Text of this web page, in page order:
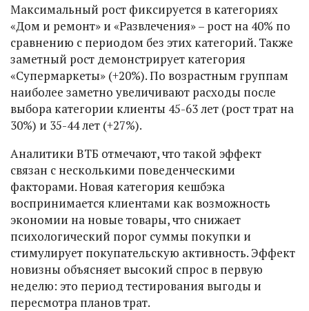
Максимальный рост фиксируется в категориях
«Дом и ремонт» и «Развлечения» – рост на 40% по
сравнению с периодом без этих категорий. Также
заметный рост демонстрирует категория
«Супермаркеты» (+20%). По возрастным группам
наиболее заметно увеличивают расходы после
выбора категории клиенты 45-63 лет (рост трат на
30%) и 35-44 лет (+27%).
Аналитики ВТБ отмечают, что такой эффект
связан с несколькими поведенческими
факторами. Новая категория кешбэка
воспринимается клиентами как возможность
экономии на новые товары, что снижает
психологический порог суммы покупки и
стимулирует покупательскую активность. Эффект
новизны объясняет высокий спрос в первую
неделю: это период тестирования выгоды и
пересмотра планов трат.